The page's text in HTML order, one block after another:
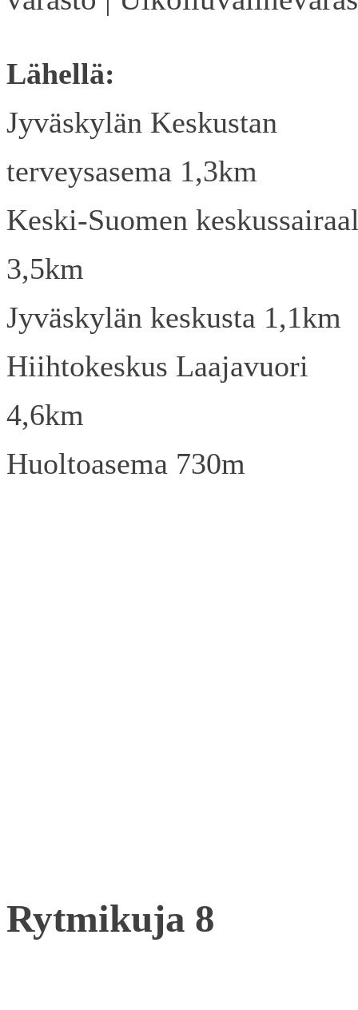
Lähellä:
Jyväskylän Keskustan
terveysasema 1,3km
Keski-Suomen
3,5km
Jyväskylän keskusta 1,1km
Hiihtokeskus Laajavuori
4,6km
Huoltoasema 730m
Rytmikuja 8